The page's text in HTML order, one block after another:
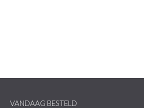
VANDAAG BESTELD